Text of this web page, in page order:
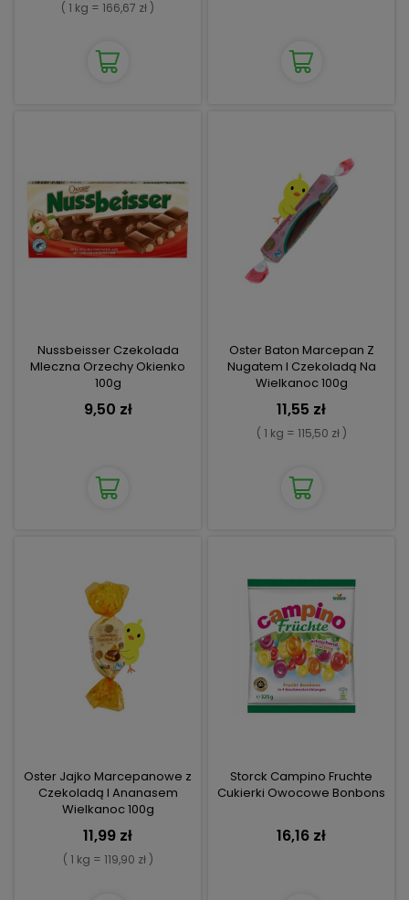
( 1 kg = 166,67 zł )
Nussbeisser Czekolada
Mleczna Orzechy Okienko
100g
9,50 zł
Oster Baton Marcepan Z
Nugatem I Czekoladą Na
Wielkanoc 100g
11,55 zł
( 1 kg = 115,50 zł )
Oster Jajko Marcepanowe z
Czekoladą I Ananasem
Wielkanoc 100g
11,99 zł
( 1 kg = 119,90 zł )
Storck Campino Fruchte
Cukierki Owocowe Bonbons
16,16 zł